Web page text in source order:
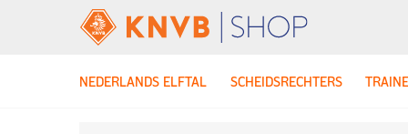
NEDERLANDS ELFTAL SCHEIDSRECHTERS